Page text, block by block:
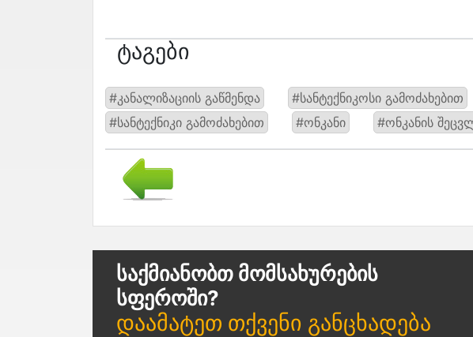
Ტაგები
#კანალიზაციის გაწმენდა #სანტექნიკოსი გამოძახებით
#სანტექნიკი გამოძახებით
#ონკანი #ონკანის
Საქმიანობთ Მომსახურების
Სფეროში?
Დაამატეთ Თქვენი Განცხადება